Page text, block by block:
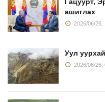
ашиглах
2026/06/26,
Уул
2026/06/26,